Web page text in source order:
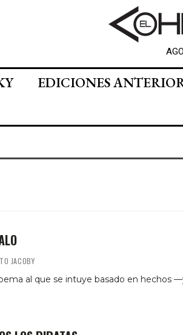
EDICIONES
JACOBY
al que se intuye basado en hechos